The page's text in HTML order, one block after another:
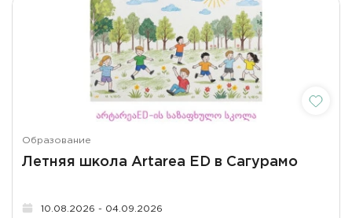
Образование
Летняя школа Artarea ED в Сагурамо
10.08.2026 - 04.09.2026